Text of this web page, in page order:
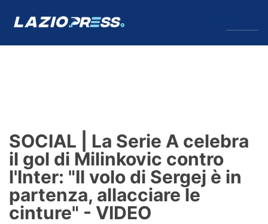
Formello
Infortuni
Primavera
SOCIAL | La Serie A celebra
il gol di Milinkovic contro
l'Inter: "Il volo di Sergej è in
partenza, allacciare le
cinture" - VIDEO